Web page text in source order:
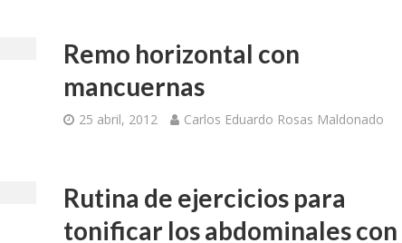
Remo horizontal con
mancuernas
25 abril, 2012 Carlos Eduardo Rosas Maldonado
Rutina de ejercicios para
tonificar los abdominales con